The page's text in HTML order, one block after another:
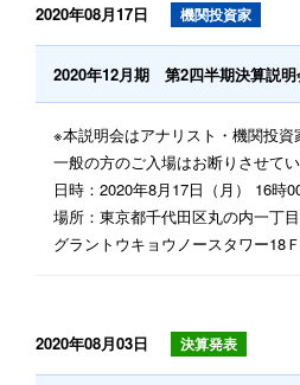
2020年08月17日 機関投資家
2020年12月期 第2四半期決算説明
※本説明会はアナリスト・機関投資
一般の方のご入場はお断りさせてい
日時：2020年8月17日（月） 16時
場所：東京都千代田区丸の内一丁
グラントウキョウノースタワー18Ｆ
2020年08月03日 決算発表